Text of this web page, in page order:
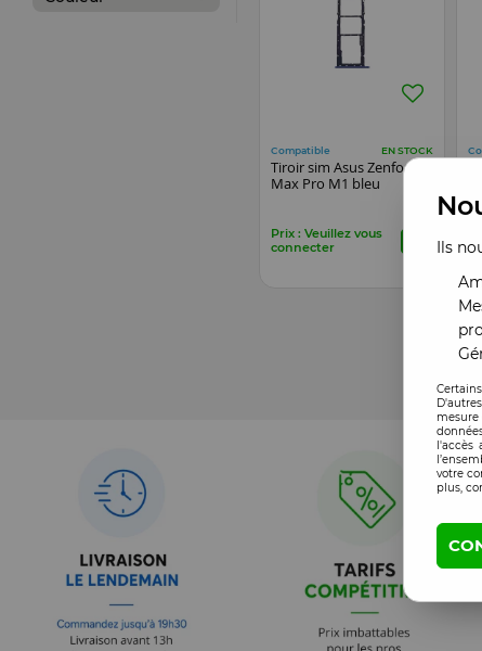
Compatible EN STOCK
Tiroir sim Asus Zenfone
Max Pro M1 bleu
Prix : Veuillez vous
connecter
Ils
l'accès
votre
plus,